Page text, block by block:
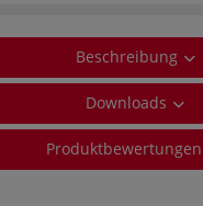
Beschreibung
Downloads
Produktbewertungen